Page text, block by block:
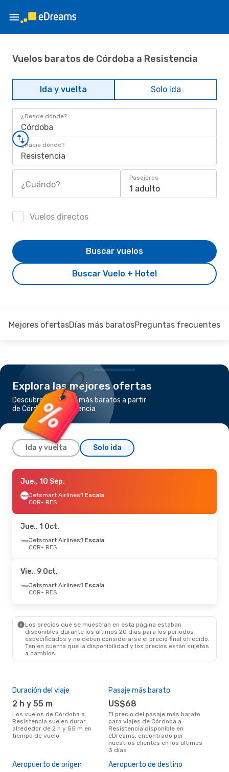
Vuelos baratos de Córdoba a Resistencia
Ida y vuelta Solo ida
¿Desde dónde?
Córdoba
¿Hacia dónde?
Resistencia
¿Cuándo?
Pasajeros
1 adulto
Vuelos directos
Buscar Vuelo + Hotel
Buscar vuelos
Mejores ofertasDías más baratosPreguntas frecuentes
Explora las mejores ofertas
Descubre los vuelos más baratos a partir
de Córdoba a Resistencia
Ida y vuelta Solo ida
Sáb., 10 Oct.
Jetsmart Airlines1 Escala
COR- RES
RES- COR
Dom., 23 Ago.- Dom., 30 Ago.
Jetsmart Airlines
RES - COR
- RES
Jetsmart Airlines1 Escala
RES- COR
Jue., 1 Oct.- Dom., 4 Oct.
Jetsmart Airlines
RES- COR
Jue., 10 Sep.
Jetsmart Airlines1 Escala
COR- RES
Jue., 1 Oct.
Jetsmart Airlines1 Escala
COR- RES
Vie., 9 Oct.
Jetsmart Airlines1 Escala
COR- RES
Los precios que se muestran en esta página estaban
disponibles durante los últimos 20 días para los periodos
especificados y no deben considerarse el precio final ofrecido.
Ten en cuenta que la disponibilidad y los precios están sujetos
a cambios.
Duración del viaje
2 h y 55 m
Los vuelos de Córdoba a
Resistencia suelen durar
alrededor de 2 h y 55 m en
tiempo de vuelo
Pasaje más barato
US$68
El precio del pasaje más barato
para viajes de Córdoba a
Resistencia disponible en
eDreams, encontrado por
nuestros clientes en los últimos
3 días
Aeropuerto de origen Aeropuerto de destino